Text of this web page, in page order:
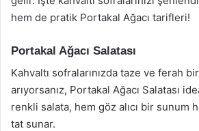
hem de pratik Portakal Ağacı tarifleri!
Portakal Ağacı Salatası
Kahvaltı sofralarınızda taze ve ferah
arıyorsanız, Portakal Ağacı Salatası
renkli salata, hem göz alıcı bir sunum
tat sunar.